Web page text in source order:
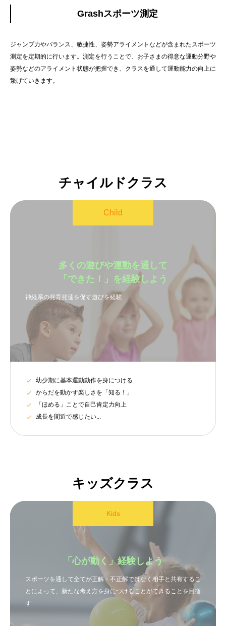
Grashスポーツ測定
ジャンプ力やバランス、敏捷性、姿勢アライメントなどが含まれたスポーツ
測定を定期的に行います。測定を行うことで、お子さまの得意な運動分野や
姿勢などのアライメント状態が把握でき、クラスを通して運動能力の向上に
繋げていきます。
チャイルドクラス
Child
多くの遊びや運動を通して
「できた！」を経験しよう
神経系の発育発達を促す遊びを経験
幼少期に基本運動動作を身につける
からだを動かす楽しさを「知る！」
「ほめる」ことで自己肯定力向上
成長を間近で感じたい...
キッズクラス
Kids
「心が動く」経験しよう
スポーツを通して全てが正解・不正解ではなく相手と共有するこ
とによって、新たな考え方を身につけることができることを目指
す